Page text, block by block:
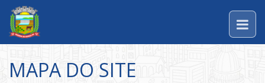
MAPA DO SITE